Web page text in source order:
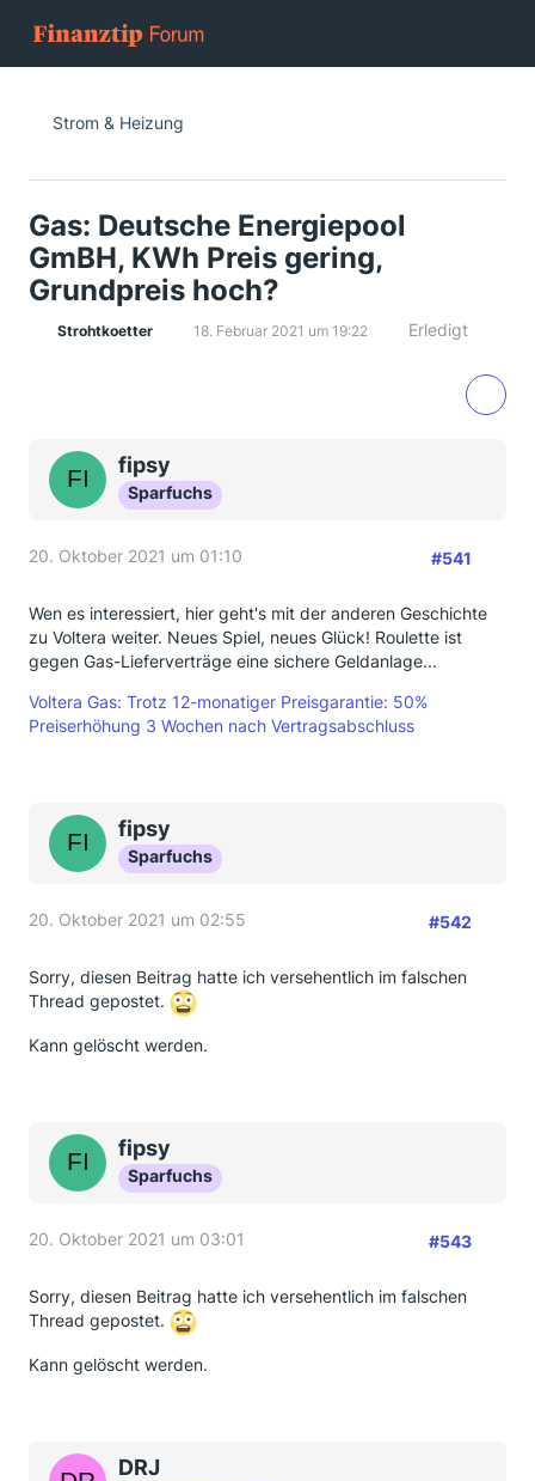
Strom & Heizung
Gas: Deutsche Energiepool
GmBH, KWh Preis gering,
Grundpreis hoch?
Strohtkoetter 18. Februar 2021 um 19:22 Erledigt
fipsy
Sparfuchs
20. Oktober 2021 um 01:10 #541
Wen es interessiert, hier geht's mit der anderen Geschichte
zu Voltera weiter. Neues Spiel, neues Glück! Roulette ist
gegen Gas-Lieferverträge eine sichere Geldanlage...
Voltera Gas: Trotz 12-monatiger Preisgarantie: 50%
Preiserhöhung 3 Wochen nach Vertragsabschluss
fipsy
Sparfuchs
20. Oktober 2021 um 02:55 #542
Sorry, diesen Beitrag hatte ich versehentlich im falschen
Thread gepostet.
Kann gelöscht werden.
fipsy
Sparfuchs
20. Oktober 2021 um 03:01 #543
Sorry, diesen Beitrag hatte ich versehentlich im falschen
Thread gepostet.
Kann gelöscht werden.
DRJ